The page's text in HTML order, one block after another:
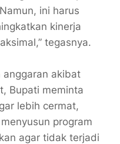
ini harus
kinerja
tegasnya.
anggaran akibat
Bupati meminta
lebih cermat,
program
agar tidak terjadi